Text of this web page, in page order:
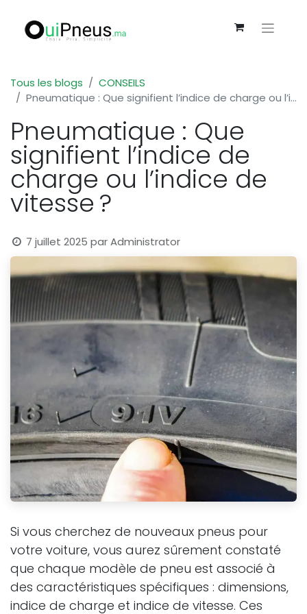
Tous les blogs
CONSEILS
Pneumatique : Que signifient l’indice de charge ou l’indice de vitesse ?
Pneumatique : Que
signifient l’indice de
charge ou l’indice de
vitesse ?
7 juillet 2025 parAdministrator
Si vous cherchez de nouveaux pneus pour
votre voiture, vous aurez sûrement constaté
que chaque modèle de pneu est associé à
des caractéristiques spécifiques : dimensions,
indice de charge et indice de vitesse. Ces